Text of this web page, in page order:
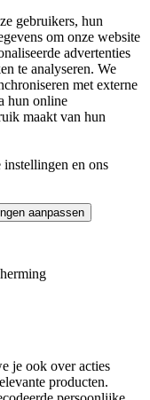
gebruikers, hun
om onze website
advertenties
te analyseren. We
met externe
hun online
maakt van hun
en ons
aanpassen
je ook over acties
producten.